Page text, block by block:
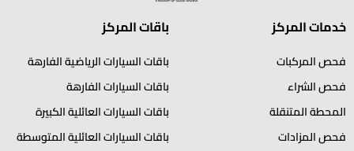
خدمات المركز
فحص المركبات
فحص الشراء
المحطة المتنقلة
فحص المزادات
باقات المركز
باقات السيارات الرياضية الفارهة
باقات السيارات الفارهة
باقات السيارات العائلية الكبيرة
باقات السيارات العائلية المتوسطة